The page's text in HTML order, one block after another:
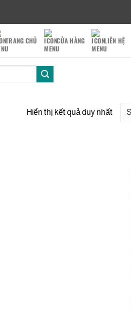
TRANG CHỦ CỬA HÀNG LIÊN HỆ
Hiển thị kết quả duy nhất